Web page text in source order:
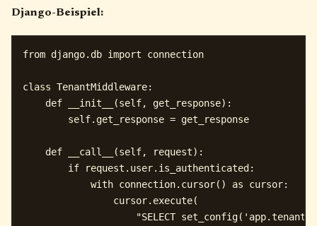
Django-Beispiel:
from django.db import connection
class TenantMiddleware:
    def __init__(self, get_response):
        self.get_response = get_response
    def __call__(self, request):
        if request.user.is_authenticated:
            with connection.cursor() as cursor:
                cursor.execute(
"SELECT